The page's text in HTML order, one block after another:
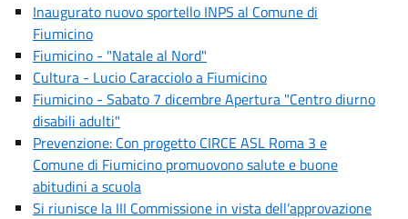
Inaugurato nuovo sportello INPS al Comune di
Fiumicino
Fiumicino - "Natale al Nord"
Cultura - Lucio Caracciolo a Fiumicino
Fiumicino - Sabato 7 dicembre Apertura "Centro diurno
disabili adulti"
Prevenzione: Con progetto CIRCE ASL Roma 3 e
Comune di Fiumicino promuovono salute e buone
abitudini a scuola
Si riunisce la III Commissione in vista dell’approvazione